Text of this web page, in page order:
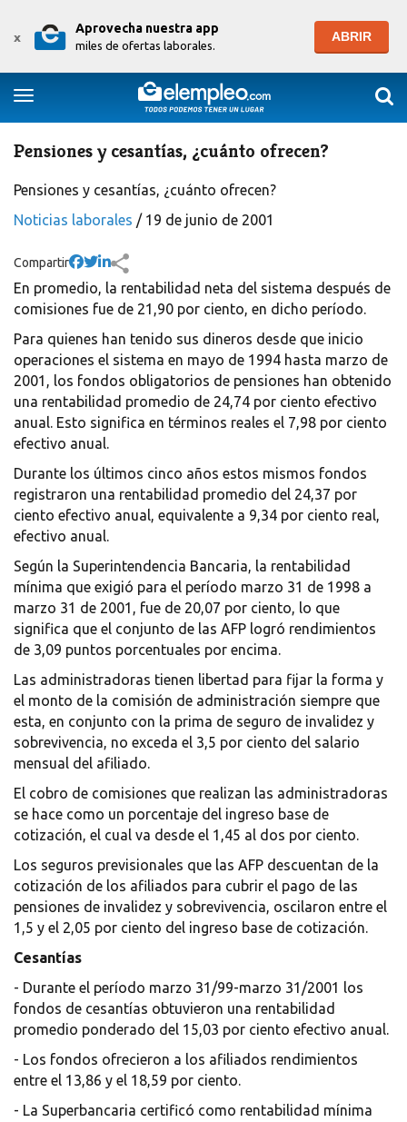
x
Aprovecha nuestra app
miles de ofertas laborales.
ABRIR
Toggle navigation
Pensiones y cesantías, ¿cuánto ofrecen?
Pensiones y cesantías, ¿cuánto ofrecen?
Noticias laborales / 19 de junio de 2001
Compartir
En promedio, la rentabilidad neta del sistema después de
comisiones fue de 21,90 por ciento, en dicho período.
Para quienes han tenido sus dineros desde que inicio
operaciones el sistema en mayo de 1994 hasta marzo de
2001, los fondos obligatorios de pensiones han obtenido
una rentabilidad promedio de 24,74 por ciento efectivo
anual. Esto significa en términos reales el 7,98 por ciento
efectivo anual.
Durante los últimos cinco años estos mismos fondos
registraron una rentabilidad promedio del 24,37 por
ciento efectivo anual, equivalente a 9,34 por ciento real,
efectivo anual.
Según la Superintendencia Bancaria, la rentabilidad
mínima que exigió para el período marzo 31 de 1998 a
marzo 31 de 2001, fue de 20,07 por ciento, lo que
significa que el conjunto de las AFP logró rendimientos
de 3,09 puntos porcentuales por encima.
Las administradoras tienen libertad para fijar la forma y
el monto de la comisión de administración siempre que
esta, en conjunto con la prima de seguro de invalidez y
sobrevivencia, no exceda el 3,5 por ciento del salario
mensual del afiliado.
El cobro de comisiones que realizan las administradoras
se hace como un porcentaje del ingreso base de
cotización, el cual va desde el 1,45 al dos por ciento.
Los seguros previsionales que las AFP descuentan de la
cotización de los afiliados para cubrir el pago de las
pensiones de invalidez y sobrevivencia, oscilaron entre el
1,5 y el 2,05 por ciento del ingreso base de cotización.
Cesantías
- Durante el período marzo 31/99-marzo 31/2001 los
fondos de cesantías obtuvieron una rentabilidad
promedio ponderado del 15,03 por ciento efectivo anual.
- Los fondos ofrecieron a los afiliados rendimientos
entre el 13,86 y el 18,59 por ciento.
- La Superbancaria certificó como rentabilidad mínima